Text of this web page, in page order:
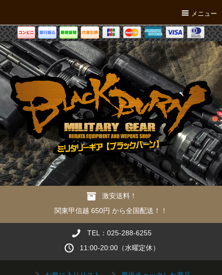
メニュー
激安送料！
関東甲信越 650円 から全国配送！！
TEL：025-288-6255
11:00-20:00（水曜定休）